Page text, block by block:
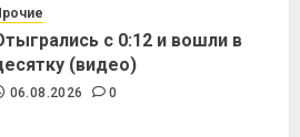
с 0:12 и вошли в
(видео)
06.08.2026 0